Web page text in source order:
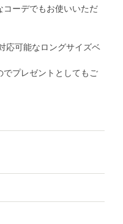
コーデでもお使いいただ
応可能なロングサイズベ
プレゼントとしてもご